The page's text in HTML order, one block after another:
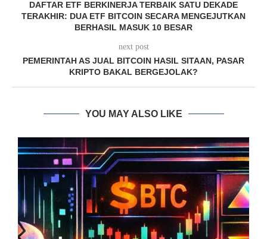
DAFTAR ETF BERKINERJA TERBAIK SATU DEKADE
TERAKHIR: DUA ETF BITCOIN SECARA MENGEJUTKAN
BERHASIL MASUK 10 BESAR
next post
PEMERINTAH AS JUAL BITCOIN HASIL SITAAN, PASAR
KRIPTO BAKAL BERGEJOLAK?
YOU MAY ALSO LIKE